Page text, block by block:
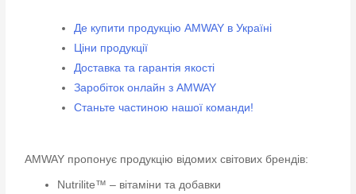
Де купити продукцію AMWAY в Україні
Ціни продукції
Доставка та гарантія якості
Заробіток онлайн з AMWAY
Станьте частиною нашої команди!
AMWAY пропонує продукцію відомих світових брендів:
Nutrilite™ – вітаміни та добавки